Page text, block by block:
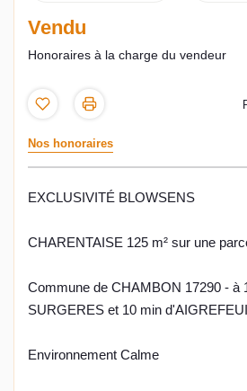
Vendu
Honoraires à la charge du vendeur
Nos honoraires
EXCLUSIVITÉ BLOWSENS
CHARENTAISE 125 m² sur une
Commune de CHAMBON 17290 - à
SURGERES et 10 min
Environnement Calme